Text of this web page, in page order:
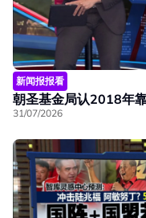
新闻报报看
朝圣基金局认2018年
31/07/2026